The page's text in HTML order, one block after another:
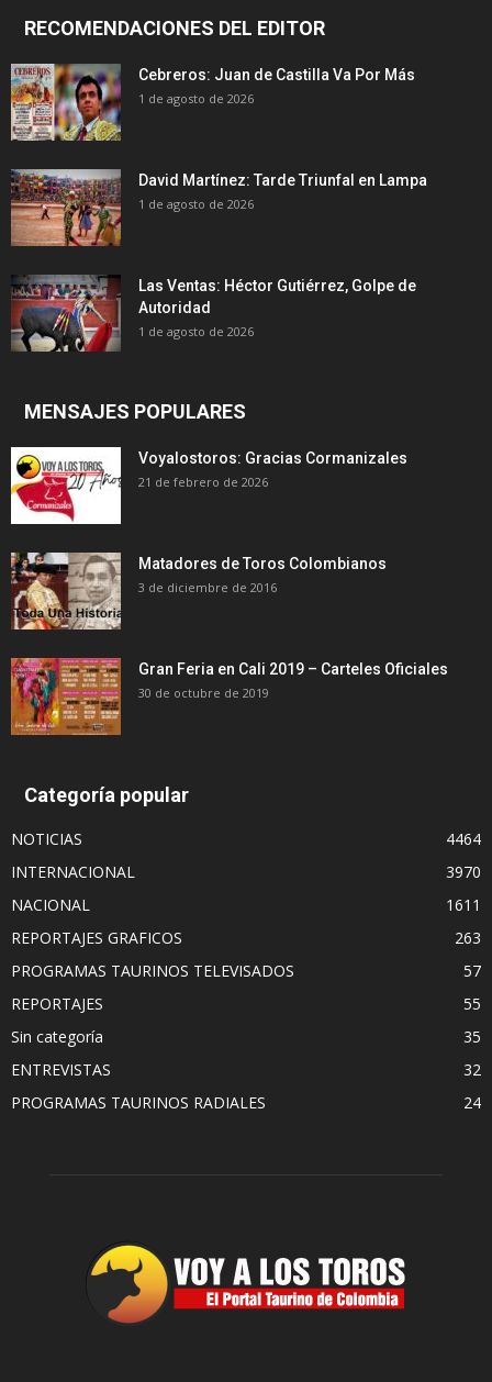
RECOMENDACIONES DEL EDITOR
Cebreros: Juan de Castilla Va Por Más
1 de agosto de 2026
David Martínez: Tarde Triunfal en Lampa
1 de agosto de 2026
Las Ventas: Héctor Gutiérrez, Golpe de
Autoridad
1 de agosto de 2026
MENSAJES POPULARES
Voyalostoros: Gracias Cormanizales
21 de febrero de 2026
Matadores de Toros Colombianos
3 de diciembre de 2016
Gran Feria en Cali 2019 – Carteles Oficiales
30 de octubre de 2019
Categoría popular
NOTICIAS
4464
INTERNACIONAL
3970
NACIONAL
1611
REPORTAJES GRAFICOS
263
PROGRAMAS TAURINOS TELEVISADOS
57
REPORTAJES
55
Sin categoría
35
ENTREVISTAS
32
PROGRAMAS TAURINOS RADIALES
24